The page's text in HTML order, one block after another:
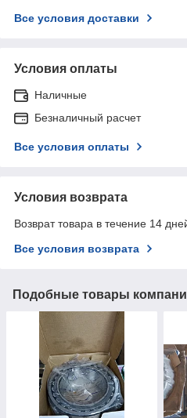
Все условия доставки
Условия оплаты
Наличные
Безналичный расчет
Все условия оплаты
Условия возврата
Возврат товара в течение 14
Все условия возврата
Подобные товары